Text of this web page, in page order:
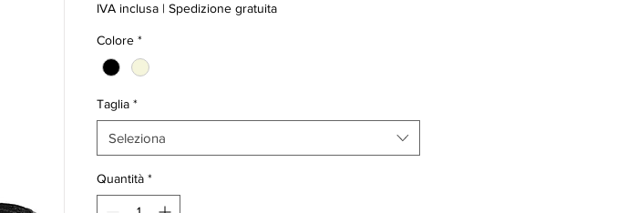
IVA inclusa | Spedizione gratuita
Colore *
Taglia *
Seleziona
Quantità *